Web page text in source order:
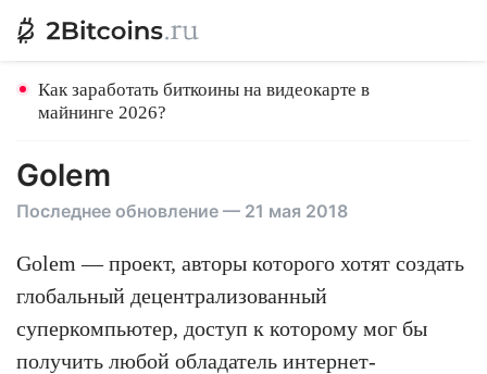
Как заработать биткоины на видеокарте в
майнинге 2026?
Golem
Последнее обновление — 21 мая 2018
Golem — проект, авторы которого хотят создать
глобальный децентрализованный
суперкомпьютер, доступ к которому мог бы
получить любой обладатель интернет-